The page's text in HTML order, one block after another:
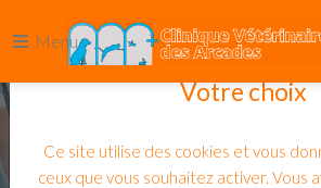
Menu
Votre choix
Ce site utilise des cookies et vous
ceux que vous souhaitez activer. Vous